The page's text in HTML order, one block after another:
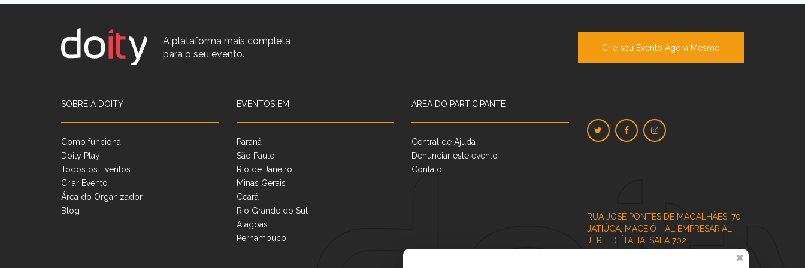
A plataforma mais completa
para o seu evento.
Crie seu Evento Agora Mesmo
SOBRE A DOITY
Como funciona
Doity Play
Todos os Eventos
Criar Evento
Área do Organizador
Blog
EVENTOS EM
Paraná
São Paulo
Rio de Janeiro
Minas Gerais
Ceará
Rio Grande do Sul
Alagoas
Pernambuco
ÁREA DO PARTICIPANTE
Central de Ajuda
Denunciar este evento
Contato
RUA JOSÉ PONTES DE MAGALHÃES, 70
JATIÚCA, MACEIÓ - AL
EMPRESARIAL
JTR, ED. ÍTALIA, SALA 702